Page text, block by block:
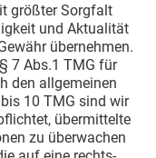
größter Sorgfalt
und Aktua­lität
übernehmen.
7 Abs.1 TMG für
den allge­meinen
10 TMG sind wir
übermit­telte
zu überwachen